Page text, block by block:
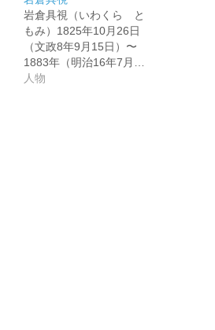
岩倉具視（いわくら と
もみ）1825年10月26日
（文政8年9月15日）〜
1883年（明治16年7月…
人物